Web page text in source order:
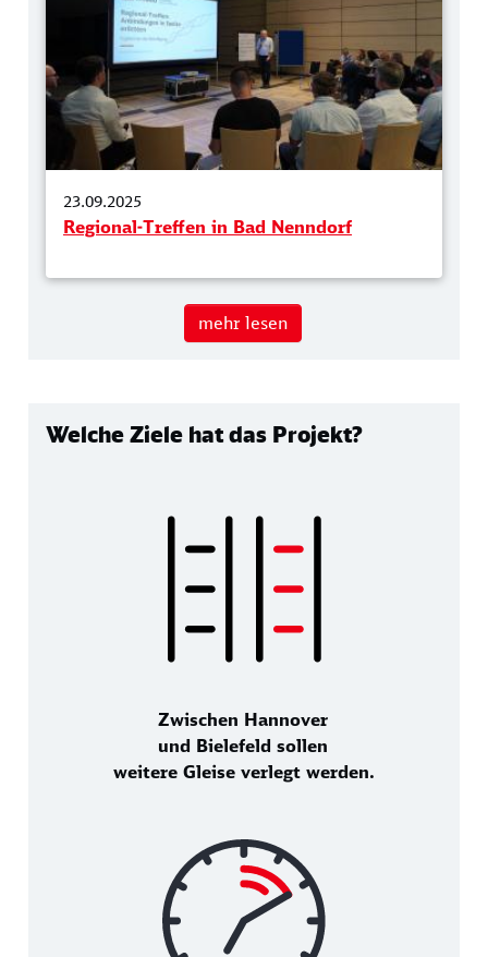
23.09.2025
Regional-Treffen in Bad Nenndorf
mehr lesen
Welche Ziele hat das Projekt?
Zwischen Hannover
und Bielefeld sollen
weitere Gleise verlegt werden.